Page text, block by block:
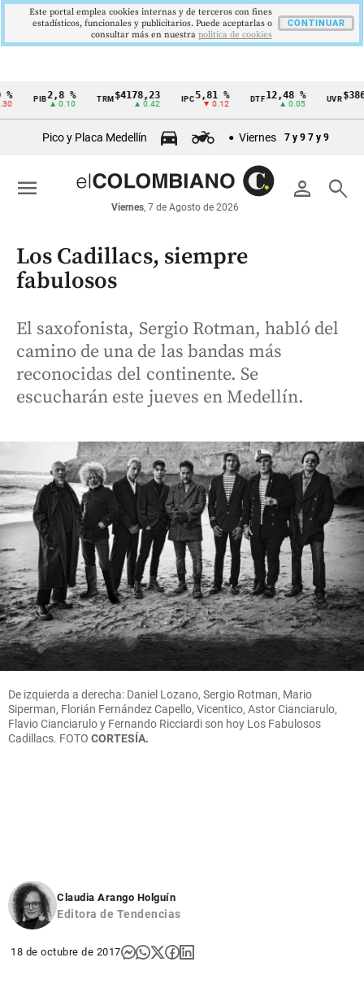
Cintillo
económicos
Colombia
PIB 2,8 %
▲ 0.10
TRM $4178,23
▲ 0.42
IPC 5,81 %
▼ 0.12
DTF 12,48 %
▲ 0.05
UVR
Pico y Placa Medellín Viernes 7 y 9 7 y 9
person search
Viernes, 7 de Agosto de 2026
menu
Los Cadillacs, siempre
fabulosos
El saxofonista, Sergio Rotman, habló del
camino de una de las bandas más
reconocidas del continente. Se
escucharán este jueves en Medellín.
De izquierda a derecha: Daniel Lozano, Sergio Rotman, Mario
Siperman, Florián Fernández Capello, Vicentico, Astor Cianciarulo,
Flavio Cianciarulo y Fernando Ricciardi son hoy Los Fabulosos
Cadillacs. FOTO CORTESÍA.
Claudia Arango Holguín
Editora de Tendencias
18 de octubre de 2017
Este portal emplea cookies internas y de terceros con fines
estadísticos, funcionales y publicitarios. Puede aceptarlas o
consultar más en nuestra politica de cookies
CONTINUAR